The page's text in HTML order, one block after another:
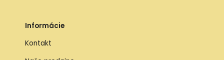
Informácie
Kontakt